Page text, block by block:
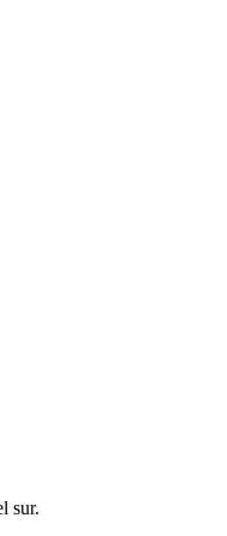
sur.